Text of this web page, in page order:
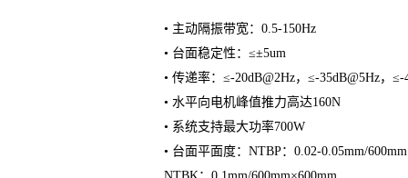
• 主动隔振带宽：0.5-150Hz
• 台面稳定性：≤±5um
• 传递率：≤-20dB@2Hz，≤-35dB@5Hz，≤-
• 水平向电机峰值推力高达160N
• 系统支持最大功率700W
• 台面平面度：NTBP：0.02-0.05mm/